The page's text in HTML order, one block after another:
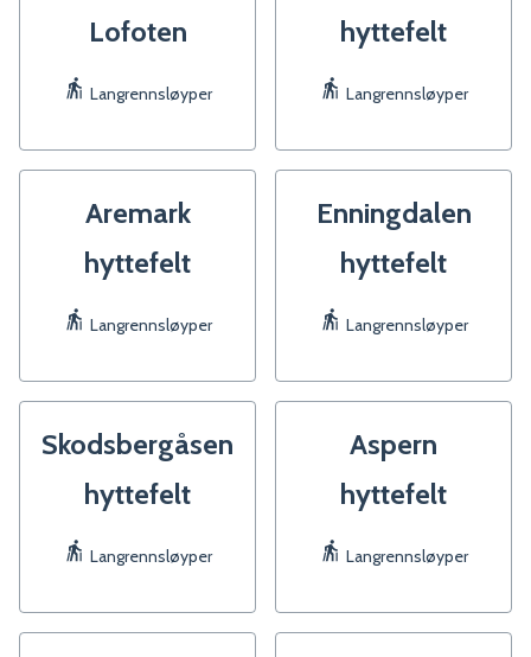
Lofoten
Langrennsløyper
hyttefelt
Langrennsløyper
Aremark
hyttefelt
Langrennsløyper
Enningdalen
hyttefelt
Langrennsløyper
Skodsbergåsen
hyttefelt
Langrennsløyper
Aspern
hyttefelt
Langrennsløyper